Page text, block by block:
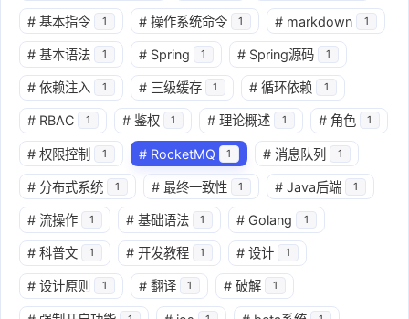
# 基本指令 1 # 操作系统命令 1 # markdown 1
# 基本语法 1 # Spring 1 # Spring源码 1
# 依赖注入 1 # 三级缓存 1 # 循环依赖 1
# RBAC 1 # 鉴权 1 # 理论概述 1 # 角色 1
# 权限控制 1 # RocketMQ 1 # 消息队列 1
# 分布式系统 1 # 最终一致性 1 # Java后端 1
# 流操作 1 # 基础语法 1 # Golang 1
# 科普文 1 # 开发教程 1 # 设计 1
# 设计原则 1 # 翻译 1 # 破解 1